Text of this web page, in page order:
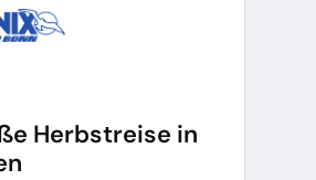
Herbstreise in